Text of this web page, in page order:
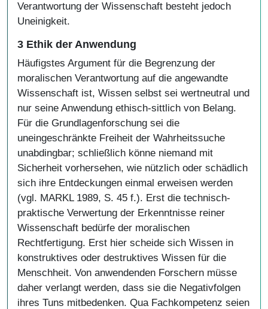
Verantwortung der Wissenschaft besteht jedoch
Uneinigkeit.
3 Ethik der Anwendung
Häufigstes Argument für die Begrenzung der
moralischen Verantwortung auf die angewandte
Wissenschaft ist, Wissen selbst sei wertneutral und
nur seine Anwendung ethisch-sittlich von Belang.
Für die Grundlagenforschung sei die
uneingeschränkte Freiheit der Wahrheitssuche
unabdingbar; schließlich könne niemand mit
Sicherheit vorhersehen, wie nützlich oder schädlich
sich ihre Entdeckungen einmal erweisen werden
(vgl. MARKL 1989, S. 45 f.). Erst die technisch-
praktische Verwertung der Erkenntnisse reiner
Wissenschaft bedürfe der moralischen
Rechtfertigung. Erst hier scheide sich Wissen in
konstruktives oder destruktives Wissen für die
Menschheit. Von anwendenden Forschern müsse
daher verlangt werden, dass sie die Negativfolgen
ihres Tuns mitbedenken. Qua Fachkompetenz seien